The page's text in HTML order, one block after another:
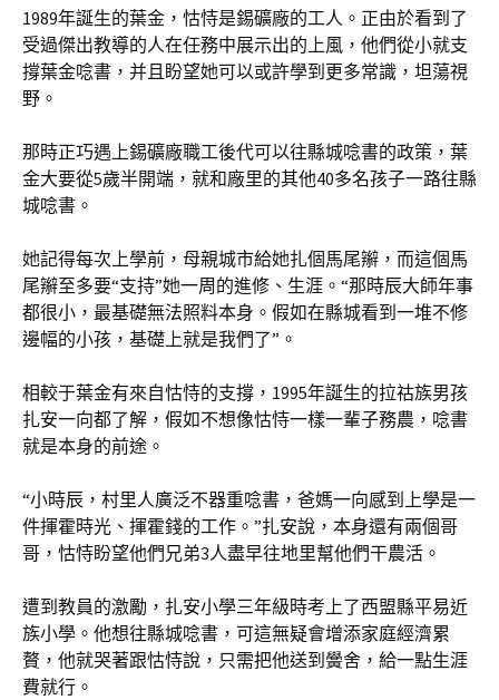
1989年誕生的葉金，怙恃是錫礦廠的工人。正由於看到了
受過傑出教導的人在任務中展示出的上風，他們從小就支
撐葉金唸書，并且盼望她可以或許學到更多常識，坦蕩視
野。
那時正巧遇上錫礦廠職工後代可以往縣城唸書的政策，葉
金大要從5歲半開端，就和廠里的其他40多名孩子一路往縣
城唸書。
她記得每次上學前，母親城市給她扎個馬尾辮，而這個馬
尾辮至多要“支持”她一周的進修、生涯。“那時辰大師年事
都很小，最基礎無法照料本身。假如在縣城看到一堆不修
邊幅的小孩，基礎上就是我們了”。
相較于葉金有來自怙恃的支撐，1995年誕生的拉祜族男孩
扎安一向都了解，假如不想像怙恃一樣一輩子務農，唸書
就是本身的前途。
“小時辰，村里人廣泛不器重唸書，爸媽一向感到上學是一
件揮霍時光、揮霍錢的工作。”扎安說，本身還有兩個哥
哥，怙恃盼望他們兄弟3人盡早往地里幫他們干農活。
遭到教員的激勵，扎安小學三年級時考上了西盟縣平易近
族小學。他想往縣城唸書，可這無疑會增添家庭經濟累
贅，他就哭著跟怙恃說，只需把他送到黌舍，給一點生涯
費就行。